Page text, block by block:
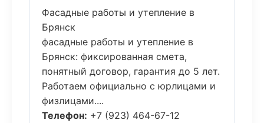
Фасадные работы и утепление в
Брянск
фасадные работы и утепление в
Брянск: фиксированная смета,
понятный договор, гарантия до 5 лет.
Работаем официально с юрлицами и
физлицами....
Телефон: +7 (923) 464-67-12